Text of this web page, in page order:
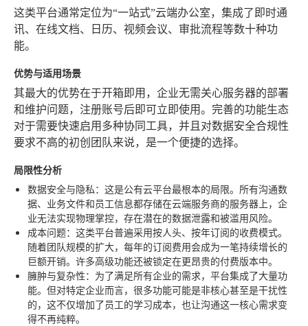
这类平台通常定位为“一站式”云端办公室，集成了即时通
讯、在线文档、日历、视频会议、审批流程等数十种功
能。
优势与适用场景
其最大的优势在于开箱即用，企业无需关心服务器的部署
和维护问题，注册账号后即可立即使用。完善的功能生态
对于需要快速启用多种协同工具，并且对数据安全合规性
要求不高的初创团队来说，是一个便捷的选择。
局限性分析
数据安全与隐私：这是公有云平台最根本的局限。所有沟通数
据、业务文件和员工信息都存储在云端服务商的服务器上，企
业无法实现物理掌控，存在潜在的数据泄露和被滥用风险。
成本问题：这类平台普遍采用按人头、按年订阅的收费模式。
随着团队规模的扩大，每年的订阅费用会成为一笔持续增长的
巨额开销。许多高级功能还被锁定在更昂贵的付费版本中。
臃肿与复杂性：为了满足所有企业的需求，平台集成了大量功
能。但对特定企业而言，很多功能可能是非核心甚至是干扰性
的，这不仅增加了员工的学习成本，也让沟通这一核心需求变
得不再纯粹。